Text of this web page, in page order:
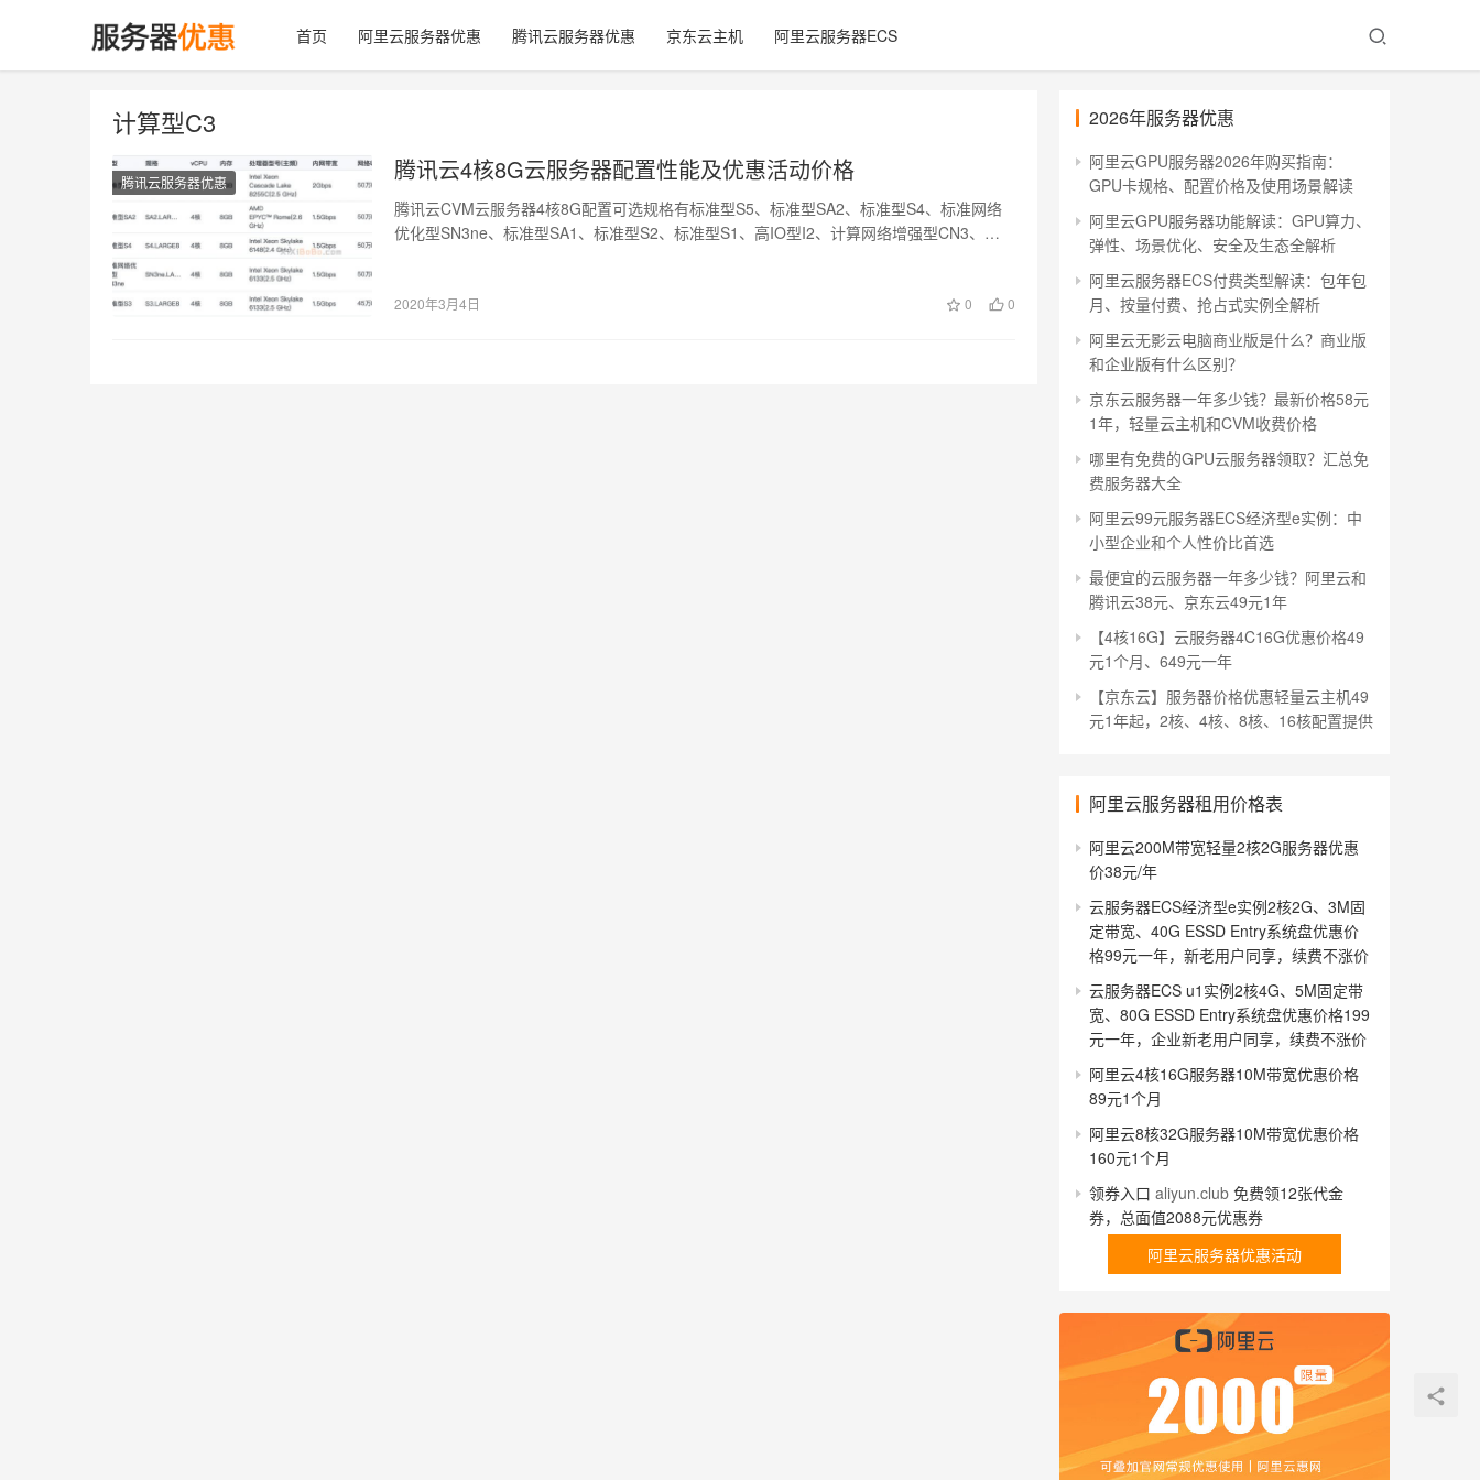
首页 阿里云服务器优惠 腾讯云服务器优惠 京东云主机 阿里云服务器ECS
计算型C3
腾讯云服务器优惠 腾讯云4核8G云服务器配置性能及优惠活动价格
腾讯云CVM云服务器4核8G配置可选规格有标准型S5、标准型SA2、标准型S4、标准网络
优化型SN3ne、标准型SA1、标准型S2、标准型S1、高IO型I2、计算网络增强型CN3、…
2020年3月4日 0 0
2026年服务器优惠
阿里云GPU服务器2026年购买指南：
GPU卡规格、配置价格及使用场景解读
阿里云GPU服务器功能解读：GPU算力、
弹性、场景优化、安全及生态全解析
阿里云服务器ECS付费类型解读：包年包
月、按量付费、抢占式实例全解析
阿里云无影云电脑商业版是什么？商业版
和企业版有什么区别？
京东云服务器一年多少钱？最新价格58元
1年，轻量云主机和CVM收费价格
哪里有免费的GPU云服务器领取？汇总免
费服务器大全
阿里云99元服务器ECS经济型e实例：中
小型企业和个人性价比首选
最便宜的云服务器一年多少钱？阿里云和
腾讯云38元、京东云49元1年
【4核16G】云服务器4C16G优惠价格49
元1个月、649元一年
【京东云】服务器价格优惠轻量云主机49
元1年起，2核、4核、8核、16核配置提供
阿里云服务器租用价格表
阿里云200M带宽轻量2核2G服务器优惠
价38元/年
云服务器ECS经济型e实例2核2G、3M固
定带宽、40G ESSD Entry系统盘优惠价
格99元一年，新老用户同享，续费不涨价
云服务器ECS u1实例2核4G、5M固定带
宽、80G ESSD Entry系统盘优惠价格199
元一年，企业新老用户同享，续费不涨价
阿里云4核16G服务器10M带宽优惠价格
89元1个月
阿里云8核32G服务器10M带宽优惠价格
160元1个月
领券入口 aliyun.club 免费领12张代金
券，总面值2088元优惠券
阿里云服务器优惠活动